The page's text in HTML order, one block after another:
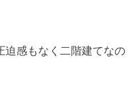
迫感もなく二階建てなの